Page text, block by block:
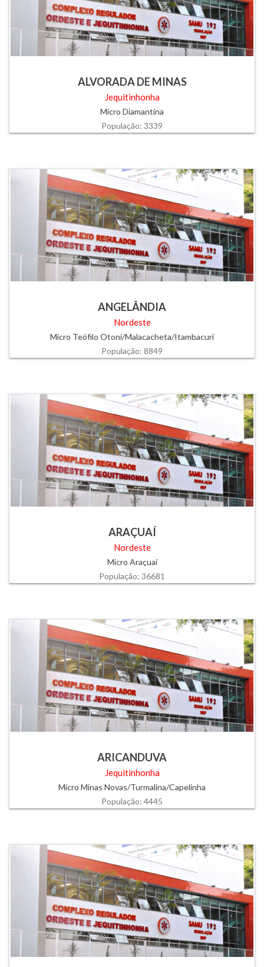
ALVORADA DE MINAS
Jequitinhonha
Micro Diamantina
População: 3339
ANGELÂNDIA
Nordeste
Micro Teófilo Otoni/Malacacheta/Itambacuri
População: 8849
ARAÇUAÍ
Nordeste
Micro Araçuaí
População: 36681
ARICANDUVA
Jequitinhonha
Micro Minas Novas/Turmalina/Capelinha
População: 4445